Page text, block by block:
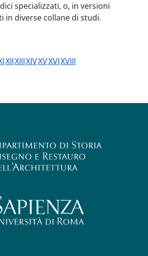
specializzati, o, in versioni
in diverse collane di studi.
XIIXIIIXIVXVXVIXVIII